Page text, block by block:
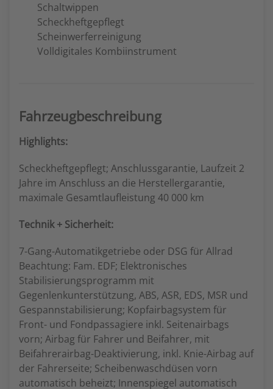
Schaltwippen
Scheckheftgepflegt
Scheinwerferreinigung
Volldigitales Kombiinstrument
Fahrzeugbeschreibung
Highlights:
Scheckheftgepflegt; Anschlussgarantie, Laufzeit 2
Jahre im Anschluss an die Herstellergarantie,
maximale Gesamtlaufleistung 40 000 km
Technik + Sicherheit:
7-Gang-Automatikgetriebe oder DSG für Allrad
Beachtung: Fam. EDF; Elektronisches
Stabilisierungsprogramm mit
Gegenlenkunterstützung, ABS, ASR, EDS, MSR und
Gespannstabilisierung; Kopfairbagsystem für
Front- und Fondpassagiere inkl. Seitenairbags
vorn; Airbag für Fahrer und Beifahrer, mit
Beifahrerairbag-Deaktivierung, inkl. Knie-Airbag auf
der Fahrerseite; Scheibenwaschdüsen vorn
automatisch beheizt; Innenspiegel automatisch